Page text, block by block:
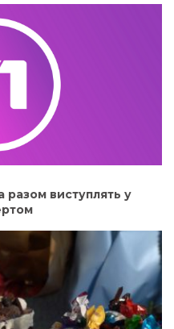
разом виступлять у